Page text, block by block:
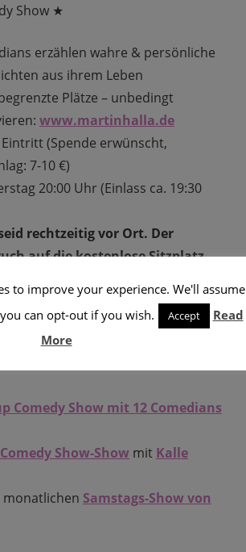
Show ★
erzählen wahre & persönliche
aus ihrem Leben
Plätze – unbedingt
www.martinhalla.de
(Spende erwünscht,
7-10 €)
20:00 Uhr (Einlass ca. 19:30
rechtzeitig vor Ort. Der
auf die kostenlose Sitzplatz-
Club
Mad Monkey Room,
Comedy Show mit 12 Comedians
Show-Show mit Kalle
monatlichen Samstags-Show von
to improve your experience. We'll assume
can opt-out if you wish.
Accept
Read
More